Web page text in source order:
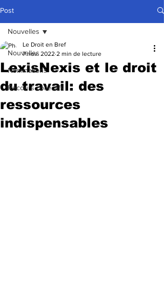
Post
Nouvelles
Nominations
Recours collectifs
Nouvelles
LexisNexis et le droit
du travail: des
ressources
indispensables
Le Droit en Bref
7 nov. 2022 2 min de lecture